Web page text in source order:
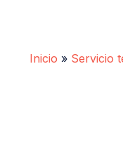
Inicio » Servicio